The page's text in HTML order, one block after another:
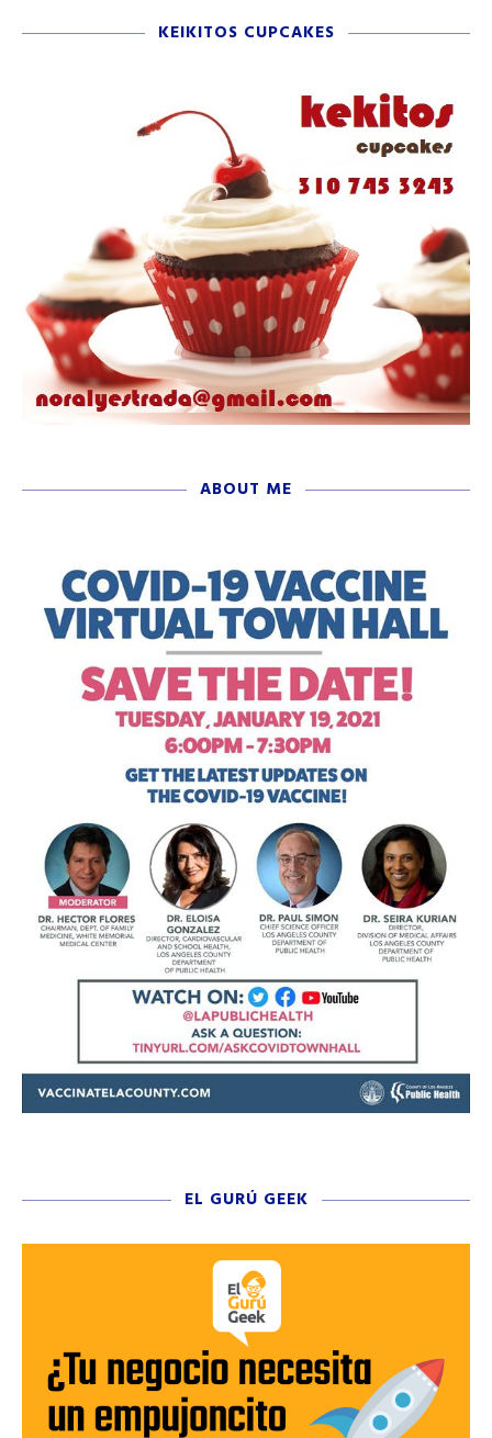
KEIKITOS CUPCAKES
ABOUT ME
EL GURÚ GEEK